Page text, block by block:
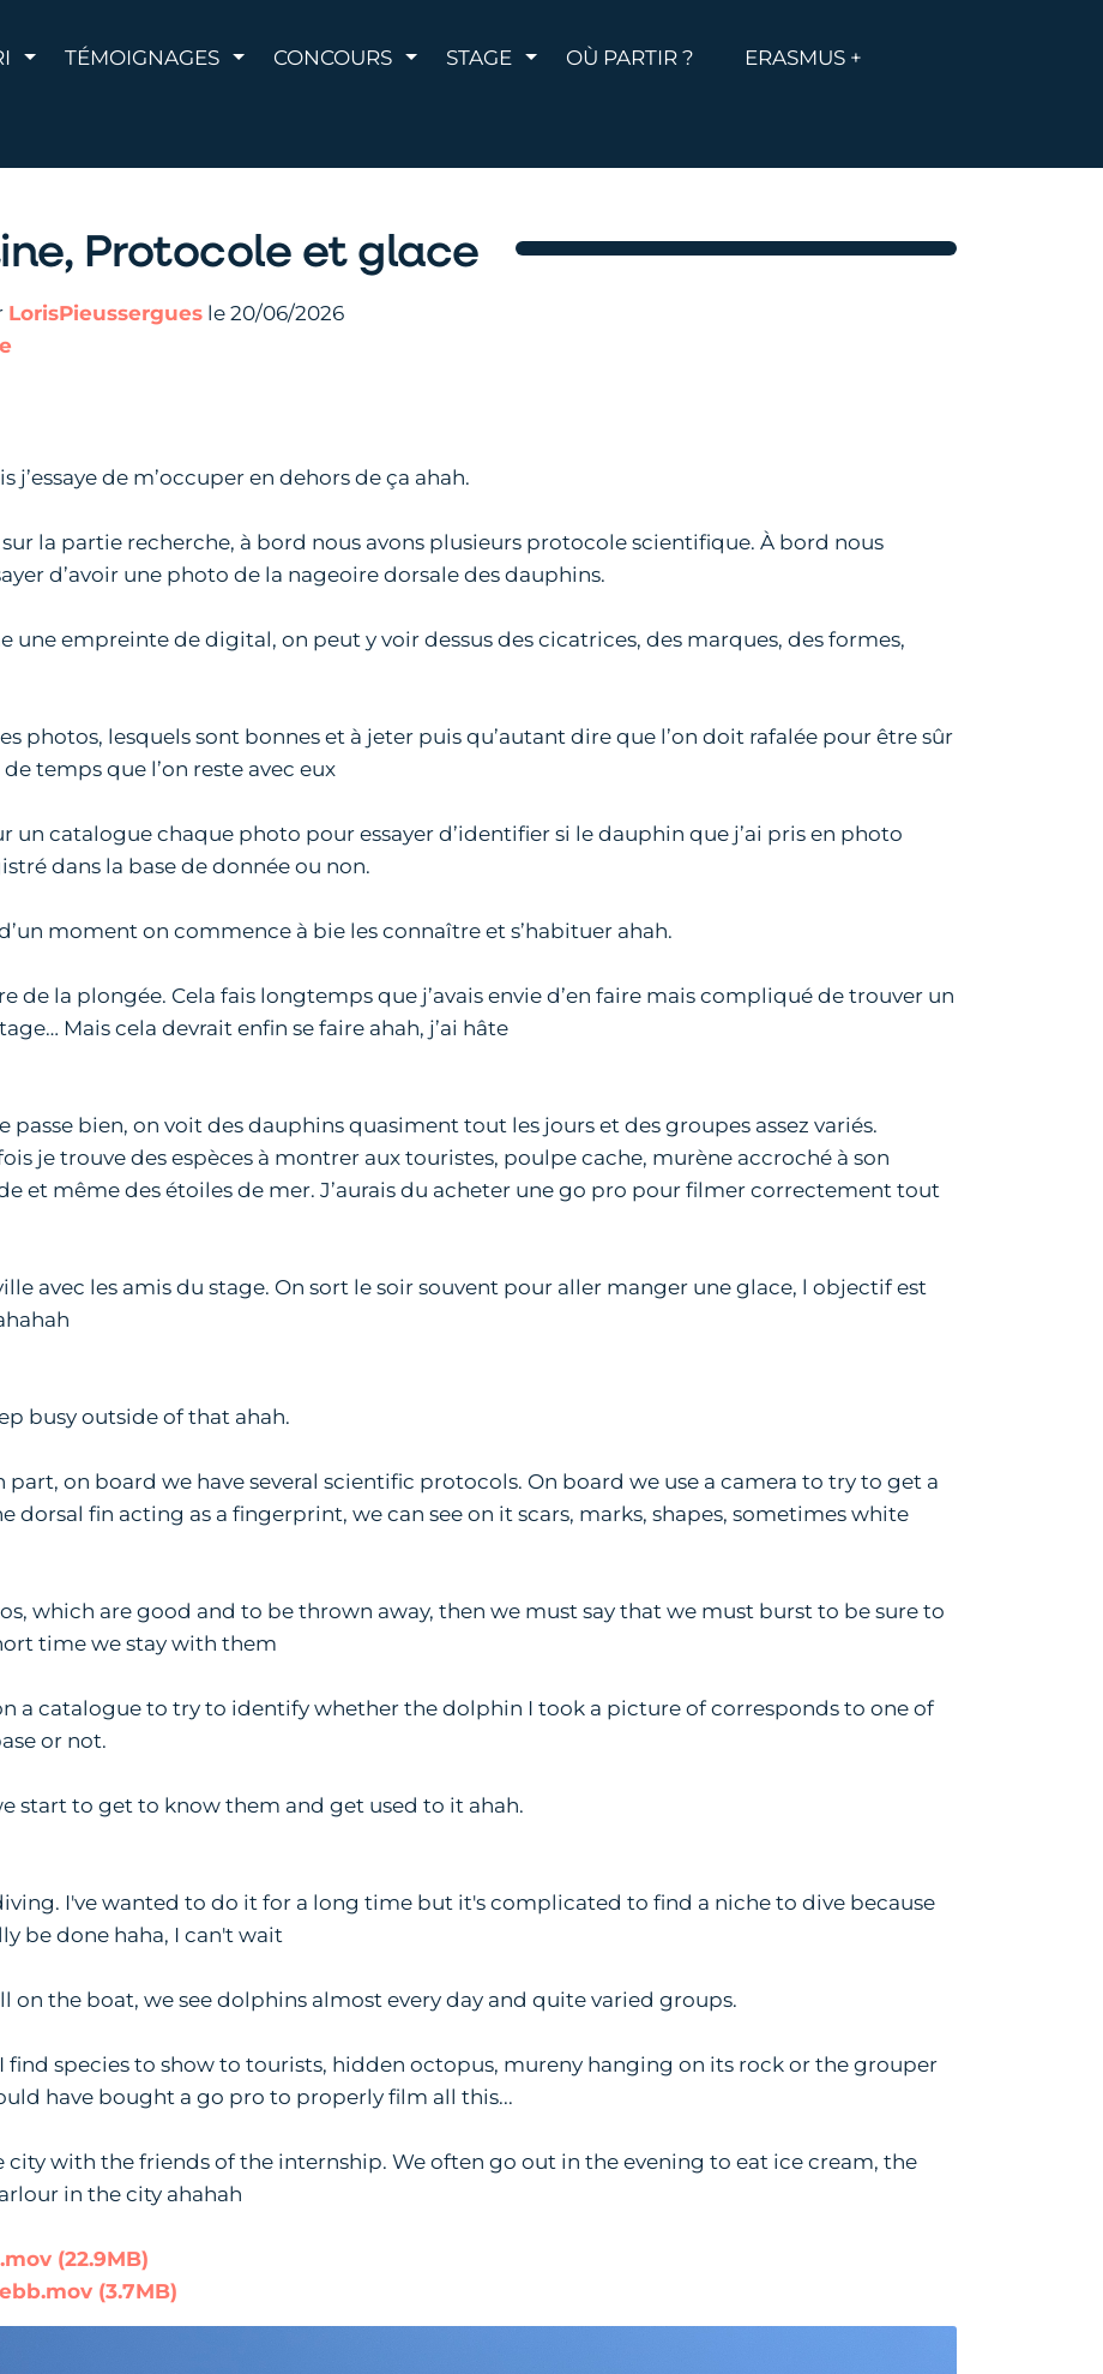
AFFICHER LE MENU
TÉMOIGNAGES AFFICHER LE MENU
CONCOURS AFFICHER LE MENU
STAGE AFFICHER LE MENU
OÙ PARTIR ? ERASMUS +
Protocole et glace
LorisPieussergues le 20/06/2026
j’essaye de m’occuper en dehors de ça ahah.
la partie recherche, à bord nous avons plusieurs protocole scientifique. À bord nous
d’avoir une photo de la nageoire dorsale des dauphins.
une empreinte de digital, on peut y voir dessus des cicatrices, des marques, des formes,
photos, lesquels sont bonnes et à jeter puis qu’autant dire que l’on doit rafalée pour être sûr
temps que l’on reste avec eux
un catalogue chaque photo pour essayer d’identifier si le dauphin que j’ai pris en photo
dans la base de donnée ou non.
moment on commence à bie les connaître et s’habituer ahah.
de la plongée. Cela fais longtemps que j’avais envie d’en faire mais compliqué de trouver un
Mais cela devrait enfin se faire ahah, j’ai hâte
bien, on voit des dauphins quasiment tout les jours et des groupes assez variés.
je trouve des espèces à montrer aux touristes, poulpe cache, murène accroché à son
et même des étoiles de mer. J’aurais du acheter une go pro pour filmer correctement tout
avec les amis du stage. On sort le soir souvent pour aller manger une glace, l objectif est
busy outside of that ahah.
part, on board we have several scientific protocols. On board we use a camera to try to get a
dorsal fin acting as a fingerprint, we can see on it scars, marks, shapes, sometimes white
which are good and to be thrown away, then we must say that we must burst to be sure to
time we stay with them
a catalogue to try to identify whether the dolphin I took a picture of corresponds to one of
or not.
start to get to know them and get used to it ahah.
I've wanted to do it for a long time but it's complicated to find a niche to dive because
be done haha, I can't wait
the boat, we see dolphins almost every day and quite varied groups.
find species to show to tourists, hidden octopus, mureny hanging on its rock or the grouper
have bought a go pro to properly film all this...
city with the friends of the internship. We often go out in the evening to eat ice cream, the
in the city ahahah
(22.9MB)
(3.7MB)